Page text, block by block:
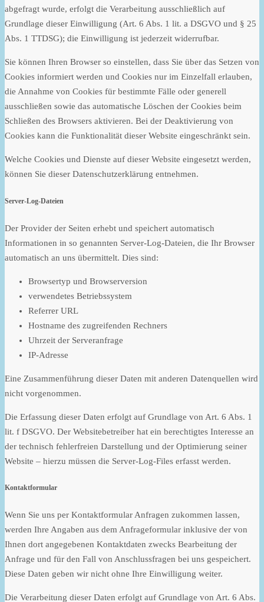
abgefragt wurde, erfolgt die Verarbeitung ausschließlich auf
Grundlage dieser Einwilligung (Art. 6 Abs. 1 lit. a DSGVO und § 25
Abs. 1 TTDSG); die Einwilligung ist jederzeit widerrufbar.
Sie können Ihren Browser so einstellen, dass Sie über das Setzen von
Cookies informiert werden und Cookies nur im Einzelfall erlauben,
die Annahme von Cookies für bestimmte Fälle oder generell
ausschließen sowie das automatische Löschen der Cookies beim
Schließen des Browsers aktivieren. Bei der Deaktivierung von
Cookies kann die Funktionalität dieser Website eingeschränkt sein.
Welche Cookies und Dienste auf dieser Website eingesetzt werden,
können Sie dieser Datenschutzerklärung entnehmen.
Server-Log-Dateien
Der Provider der Seiten erhebt und speichert automatisch
Informationen in so genannten Server-Log-Dateien, die Ihr Browser
automatisch an uns übermittelt. Dies sind:
Browsertyp und Browserversion
verwendetes Betriebssystem
Referrer URL
Hostname des zugreifenden Rechners
Uhrzeit der Serveranfrage
IP-Adresse
Eine Zusammenführung dieser Daten mit anderen Datenquellen wird
nicht vorgenommen.
Die Erfassung dieser Daten erfolgt auf Grundlage von Art. 6 Abs. 1
lit. f DSGVO. Der Websitebetreiber hat ein berechtigtes Interesse an
der technisch fehlerfreien Darstellung und der Optimierung seiner
Website – hierzu müssen die Server-Log-Files erfasst werden.
Kontaktformular
Wenn Sie uns per Kontaktformular Anfragen zukommen lassen,
werden Ihre Angaben aus dem Anfrageformular inklusive der von
Ihnen dort angegebenen Kontaktdaten zwecks Bearbeitung der
Anfrage und für den Fall von Anschlussfragen bei uns gespeichert.
Diese Daten geben wir nicht ohne Ihre Einwilligung weiter.
Die Verarbeitung dieser Daten erfolgt auf Grundlage von Art. 6 Abs.